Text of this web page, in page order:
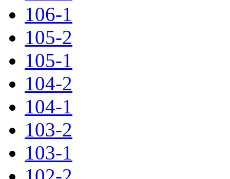
106-1
105-2
105-1
104-2
104-1
103-2
103-1